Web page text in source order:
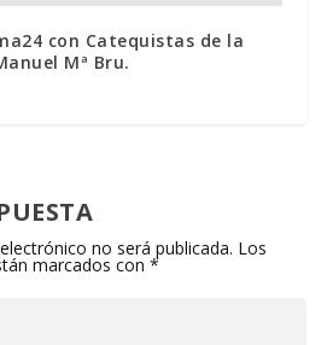
con Catequistas de la
Mª Bru.
no será publicada. Los
marcados con*